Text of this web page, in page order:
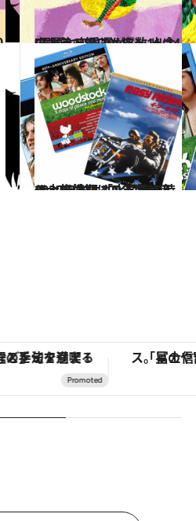
2020.10.14
[辰(たつ)年]10/17～11/14の運勢 恋愛運が◎。出会いもチャンスも多数
占い
2020.8.30
2020年末は200年に一度の大転換期 「水瓶座の時代」価値観はこう変わる
ライフスタイル
タリア・トスカーナの郷土料理の手法で満喫！